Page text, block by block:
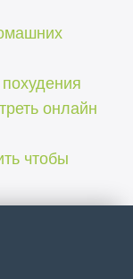
онлайн
чтобы